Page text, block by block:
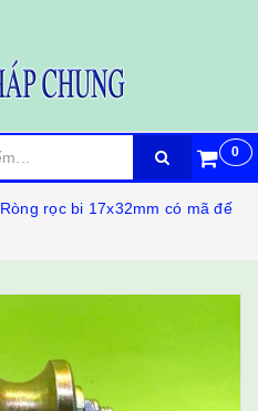
0
Ròng rọc bi 17x32mm có mã đế